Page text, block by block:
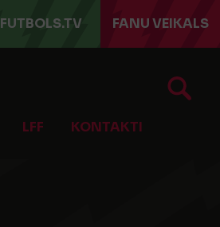
FUTBOLS.TV FANU VEIKALS
LFF KONTAKTI